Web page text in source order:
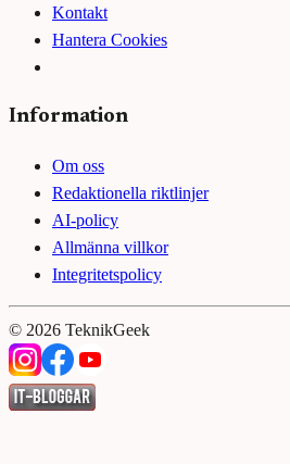
Kontakt
Hantera Cookies
Information
Om oss
Redaktionella riktlinjer
AI-policy
Allmänna villkor
Integritetspolicy
© 2026 TeknikGeek